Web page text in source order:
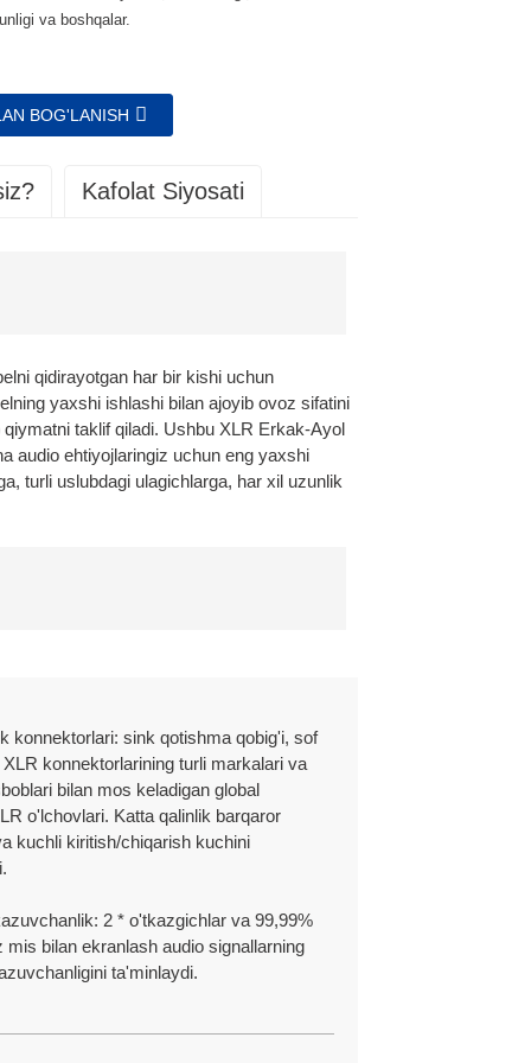
va boshqalar.
BOG'LANISH
Kafolat Siyosati
qidirayotgan har bir kishi uchun
yaxshi ishlashi bilan ajoyib ovoz sifatini
taklif qiladi. Ushbu XLR Erkak-Ayol
audio ehtiyojlaringiz uchun eng yaxshi
turli uslubdagi ulagichlarga, har xil uzunlik
konnektorlari: sink qotishma qobig'i, sof
XLR konnektorlarining turli markalari va
bilan mos keladigan global
o'lchovlari. Katta qalinlik barqaror
kuchli kiritish/chiqarish kuchini
2 * o'tkazgichlar va 99,99%
mis bilan ekranlash audio signallarning
ta'minlaydi.
mumkin bo'lgan har qanday muammo yoki
hal qilishda yordam beradi.
texnik yordam.
samaradorligi va samaradorligini
paketlar dizayni va boshqalar kabi
Ningbo Jingyi elektron
yetkazib berilgan kundan boshlab bir yil
ta'minlaymiz.
doimiy ravishda xizmat ko'rsatish va texnik
jumladan yetkazib berish sanasi va asl
ta'mirlash, almashtirish yoki sotib olish
foydalanish natijasida kelib chiqadigan bilvosita,